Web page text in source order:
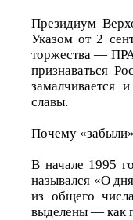
Президиум
Указом от 2
торжества —
признаваться
замалчивается
славы.
Почему
В начале 1995
назывался «О
из общего
выделены — как